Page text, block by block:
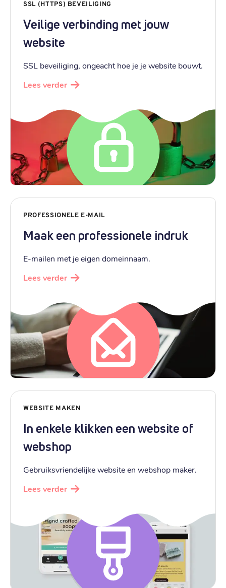
SSL (HTTPS) BEVEILIGING
Veilige verbinding met jouw
website
SSL beveiliging, ongeacht hoe je je website bouwt.
Lees verder
PROFESSIONELE E-MAIL
Maak een professionele indruk
E-mailen met je eigen domeinnaam.
Lees verder
WEBSITE MAKEN
In enkele klikken een website of
webshop
Gebruiksvriendelijke website en webshop maker.
Lees verder